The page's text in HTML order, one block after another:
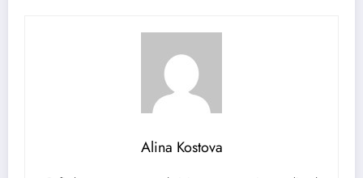
Alina Kostova